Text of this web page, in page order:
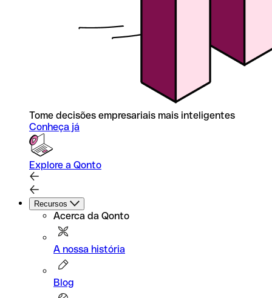
Tome decisões empresariais mais inteligentes
Conheça já
Explore a Qonto
Recursos
Acerca da Qonto
A nossa história
Blog